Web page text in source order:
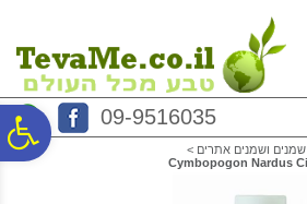
נגישות
המרכזי
09-9516035
שמנים ושמנים אתרים >